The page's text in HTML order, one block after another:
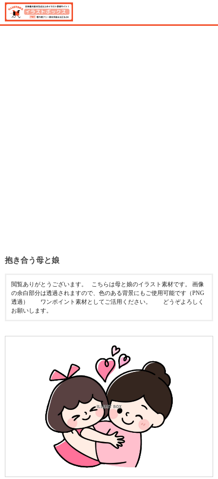
抱き合う母と娘
閲覧ありがとうございます。⠀こちらは母と娘のイラスト素材です。 画像
の余白部分は透過されますので、色のある背景にもご使用可能です（PNG
透過）⠀ ⠀ ワンポイント素材としてご活用ください。⠀ ⠀ どうぞよろしく
お願いします。